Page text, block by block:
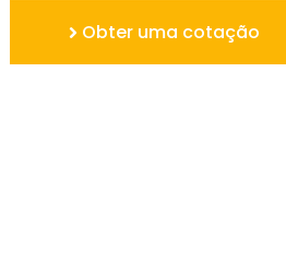
Obter uma cotação